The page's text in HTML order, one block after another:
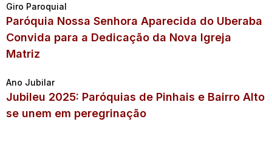
Giro Paroquial
Paróquia Nossa Senhora Aparecida do Uberaba
Convida para a Dedicação da Nova Igreja
Matriz
Ano Jubilar
Jubileu 2025: Paróquias de Pinhais e Bairro Alto
se unem em peregrinação